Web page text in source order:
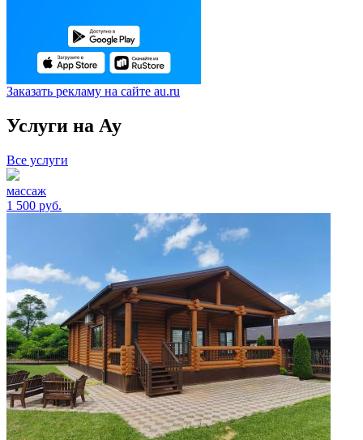
Заказать рекламу на сайте au.ru
Услуги на Ау
Все услуги
массаж
1 500 руб.